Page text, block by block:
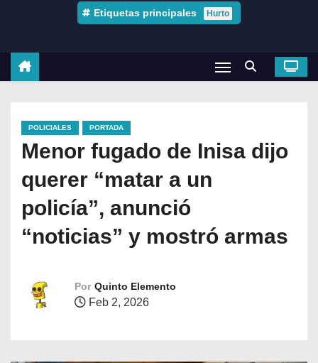
Etiquetas principales Hurto
POLICIALES PORTADA
Menor fugado de Inisa dijo
querer “matar a un
policía”, anunció
“noticias” y mostró armas
Por Quinto Elemento
Feb 2, 2026